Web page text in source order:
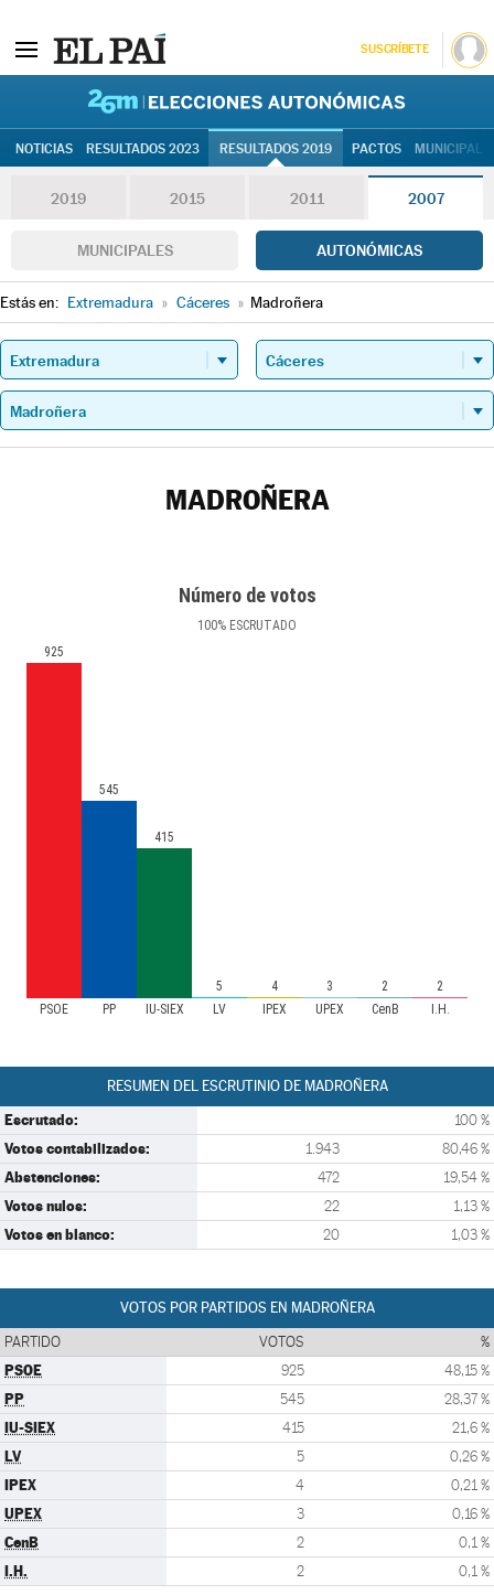
SUSCRÍBETE
NOTICIAS RESULTADOS 2023 RESULTADOS 2019 PACTOS
2019 2015 2011 2007
MUNICIPALES AUTONÓMICAS
Estás en: Extremadura » Cáceres » Madroñera
MADROÑERA
Número de votos
100% ESCRUTADO
PSOE PP IU-SIEX LV IPEX UPEX CenB I.H.
925
545
415
5 4 3 2 2
RESUMEN DEL ESCRUTINIO DE MADROÑERA
Escrutado: 100 %
Votos contabilizados: 1.943 80,46 %
Abstenciones: 472 19,54 %
Votos nulos: 22 1,13 %
Votos en blanco: 20 1,03 %
VOTOS POR PARTIDOS EN MADROÑERA
PARTIDO VOTOS %
PSOE 925 48,15 %
PP 545 28,37 %
IU-SIEX 415 21,6 %
LV 5 0,26 %
IPEX 4 0,21 %
UPEX 3 0,16 %
CenB 2 0,1 %
I.H. 2 0,1 %